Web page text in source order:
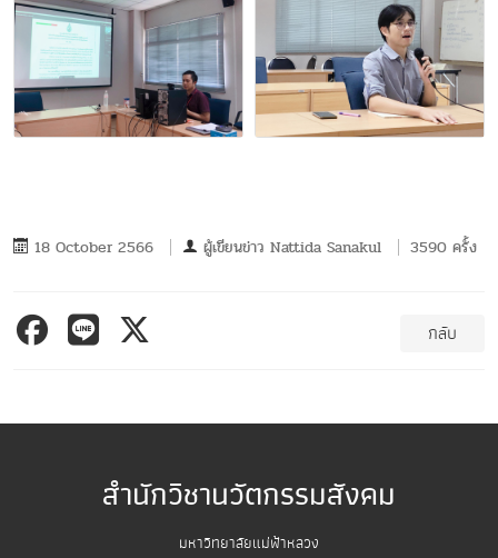
18 October 2566 ผู้เขียนข่าว Nattida Sanakul 3590 ครั้ง
กลับ
สำนักวิชานวัตกรรมสังคม
มหาวิทยาลัยแม่ฟ้าหลวง